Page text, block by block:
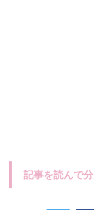
記事を読んで